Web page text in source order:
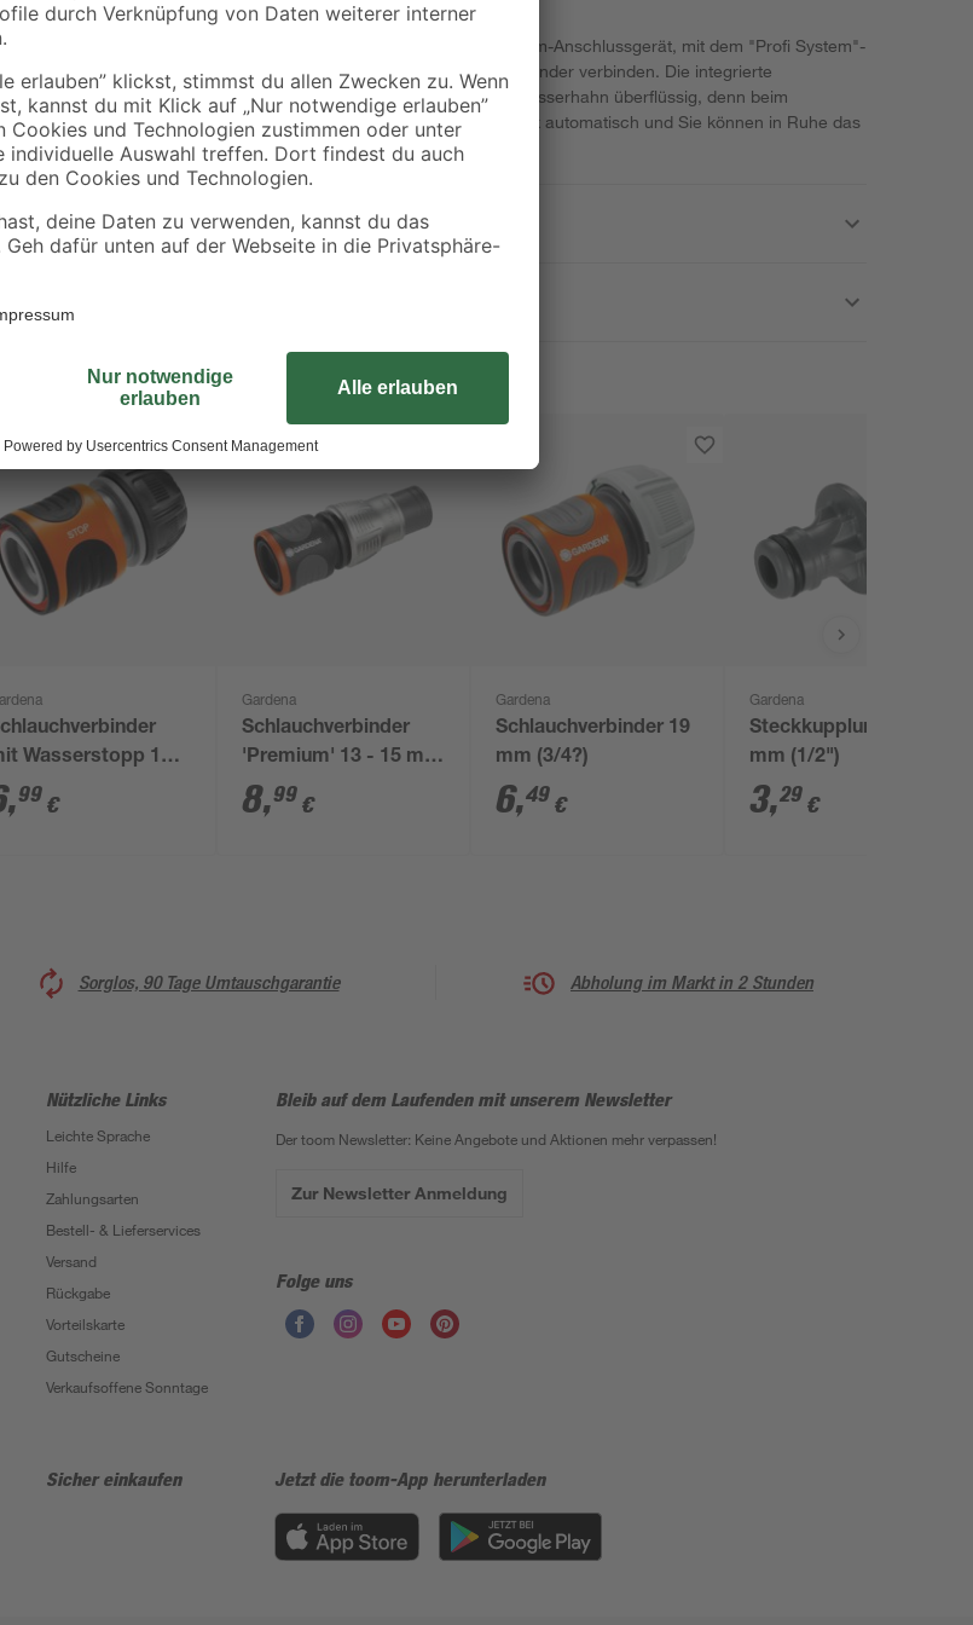
Ob ein Gartenschlauch oder ein Gardena System-Anschlussgerät, mit dem "Profi System"-
Übergangsstück lässt sich alles mühelos miteinander verbinden. Die integrierte
Wasserstopp-Funktion macht den Gang zum Wasserhahn überflüssig, denn beim
Entkuppeln verschließt sich das Übergangsstück automatisch und Sie können in Ruhe das
Gerät wechseln.
Wasserstopp 13
(1/2")
,99 €
Gardena
Schlauchverbinder
'Premium' 13 - 15 mm
(1/2" - 5/8") lose
8,99 €
Gardena
Schlauchverbinder 19
mm (3/4?)
6,49 €
Gardena
Steckkupplung 13
mm (1/2")
3,29 €
Sorglos, 90 Tage Umtauschgarantie Abholung im Markt in 2 Stunden
Nützliche Links
Leichte Sprache
Hilfe
Zahlungsarten
Bestell- & Lieferservices
Versand
Rückgabe
Vorteilskarte
Gutscheine
Verkaufsoffene Sonntage
Bleib auf dem Laufenden mit unserem Newsletter
Der toom Newsletter: Keine Angebote und Aktionen mehr verpassen!
Zur Newsletter Anmeldung
Folge uns
Sicher einkaufen Jetzt die toom-App herunterladen